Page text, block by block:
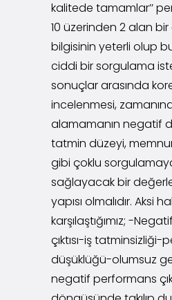
kalitede tamamlar’’
10 üzerinden 2 alan bir
bilgisinin yeterli olup
ciddi bir sorgulama
sonuçlar arasında
incelenmesi,
alamamanın negatif
tatmin düzeyi,
gibi çoklu
sağlayacak bir
yapısı olmalıdır. Aksi
karşılaştığımız; -
çıktısı-iş tatminsizliği-
düşüklüğü-olumsuz
negatif performans